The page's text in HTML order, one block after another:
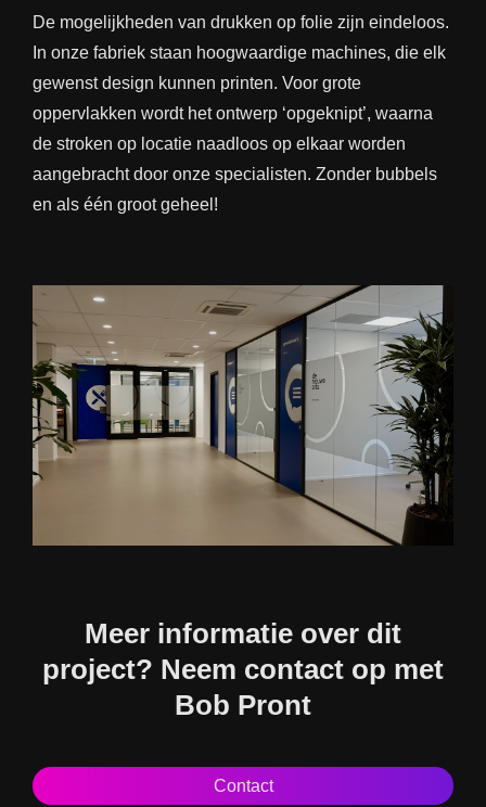
De mogelijkheden van drukken op folie zijn eindeloos.
In onze fabriek staan hoogwaardige machines, die elk
gewenst design kunnen printen. Voor grote
oppervlakken wordt het ontwerp ‘opgeknipt’, waarna
de stroken op locatie naadloos op elkaar worden
aangebracht door onze specialisten. Zonder bubbels
en als één groot geheel!
Meer informatie over dit
project? Neem contact op met
Bob Pront
Contact